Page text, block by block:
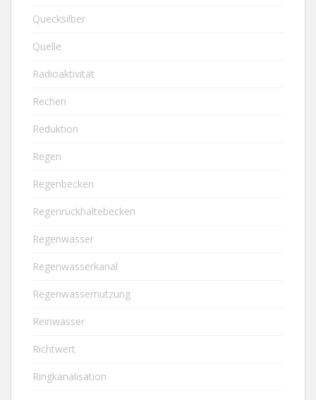
Quecksilber
Quelle
Radioaktivität
Rechen
Reduktion
Regen
Regenbecken
Regenrückhaltebecken
Regenwasser
Regenwasserkanal
Regenwassernutzung
Reinwasser
Richtwert
Ringkanalisation